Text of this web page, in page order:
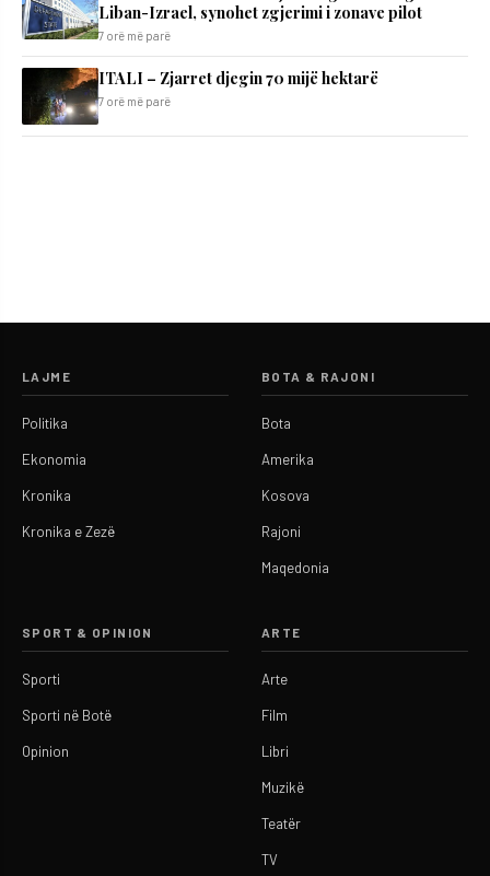
Liban-Izrael, synohet zgjerimi i zonave pilot
7 orë më parë
ITALI – Zjarret djegin 70 mijë hektarë
7 orë më parë
LAJME
Politika
Ekonomia
Kronika
Kronika e Zezë
BOTA & RAJONI
Bota
Amerika
Kosova
Rajoni
Maqedonia
SPORT & OPINION
Sporti
Sporti në Botë
Opinion
ARTE
Arte
Film
Libri
Muzikë
Teatër
TV